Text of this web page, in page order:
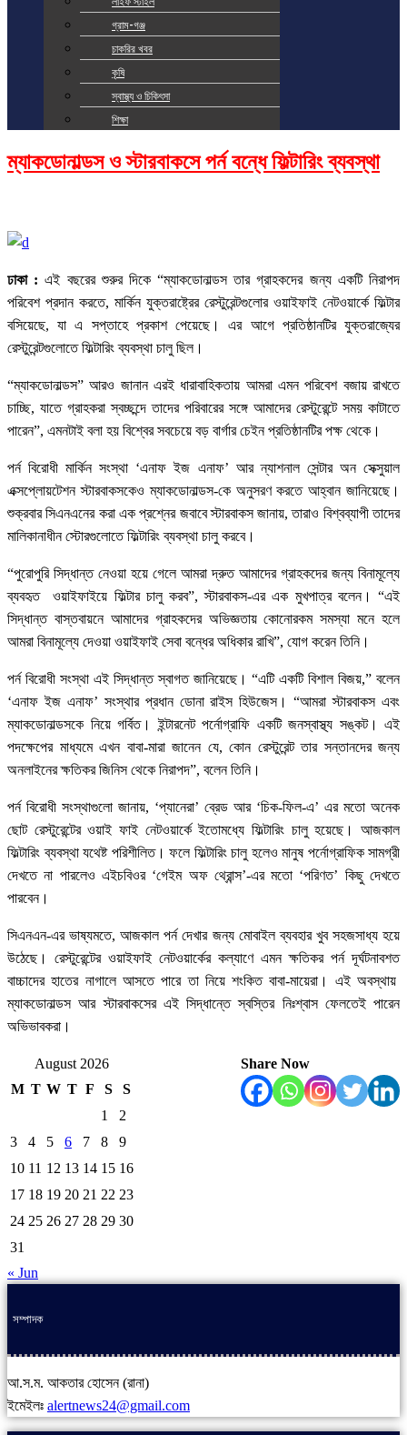
গ্রাম-গঞ্জ
চাকরির খবর
কৃষি
স্বাস্থ্য ও চিকিৎসা
শিক্ষা
ম্যাকডোনাল্ডস ও স্টারবাকসে পর্ন বন্ধে ফিল্টারিং ব্যবস্থা
ঢাকা : এই বছরের শুরুর দিকে “ম্যাকডোনাল্ডস তার গ্রাহকদের জন্য একটি নিরাপদ
পরিবেশ প্রদান করতে, মার্কিন যুক্তরাষ্ট্রের রেস্টুরেন্টগুলোর ওয়াইফাই নেটওয়ার্কে ফিল্টার
বসিয়েছে, যা এ সপ্তাহে প্রকাশ পেয়েছে। এর আগে প্রতিষ্ঠানটির যুক্তরাজ্যের
রেস্টুরেন্টগুলোতে ফিল্টারিং ব্যবস্থা চালু ছিল।
“ম্যাকডোনাল্ডস” আরও জানান এরই ধারাবাহিকতায় আমরা এমন পরিবেশ বজায় রাখতে
চাচ্ছি, যাতে গ্রাহকরা স্বচ্ছন্দে তাদের পরিবারের সঙ্গে আমাদের রেস্টুরেন্টে সময় কাটাতে
পারেন”, এমনটাই বলা হয় বিশ্বের সবচেয়ে বড় বার্গার চেইন প্রতিষ্ঠানটির পক্ষ থেকে।
পর্ন বিরোধী মার্কিন সংস্থা ‘এনাফ ইজ এনাফ’ আর ন্যাশনাল সেন্টার অন সেক্সুয়াল
এক্সপ্লোয়টেশন স্টারবাকসকেও ম্যাকডোনাল্ডস-কে অনুসরণ করতে আহ্বান জানিয়েছে।
শুক্রবার সিএনএনের করা এক প্রশ্নের জবাবে স্টারবাকস জানায়, তারাও বিশ্বব্যাপী তাদের
মালিকানাধীন স্টোরগুলোতে ফিল্টারিং ব্যবস্থা চালু করবে।
“পুরোপুরি সিদ্ধান্ত নেওয়া হয়ে গেলে আমরা দ্রুত আমাদের গ্রাহকদের জন্য বিনামূল্যে
ব্যবহৃত ওয়াইফাইয়ে ফিল্টার চালু করব”, স্টারবাকস-এর এক মুখপাত্র বলেন। “এই
সিদ্ধান্ত বাস্তবায়নে আমাদের গ্রাহকদের অভিজ্ঞতায় কোনোরকম সমস্যা মনে হলে
আমরা বিনামূল্যে দেওয়া ওয়াইফাই সেবা বন্ধের অধিকার রাখি”, যোগ করেন তিনি।
পর্ন বিরোধী সংস্থা এই সিদ্ধান্ত স্বাগত জানিয়েছে। “এটি একটি বিশাল বিজয়,” বলেন
‘এনাফ ইজ এনাফ’ সংস্থার প্রধান ডোনা রাইস হিউজেস। “আমরা স্টারবাকস এবং
ম্যাকডোনাল্ডসকে নিয়ে গর্বিত। ইন্টারনেট পর্নোগ্রাফি একটি জনস্বাস্থ্য সঙ্কট। এই
পদক্ষেপের মাধ্যমে এখন বাবা-মারা জানেন যে, কোন রেস্টুরেন্ট তার সন্তানদের জন্য
অনলাইনের ক্ষতিকর জিনিস থেকে নিরাপদ”, বলেন তিনি।
পর্ন বিরোধী সংস্থাগুলো জানায়, ‘প্যানেরা’ ব্রেড আর ‘চিক-ফিল-এ’ এর মতো অনেক
ছোট রেস্টুরেন্টের ওয়াই ফাই নেটওয়ার্কে ইতোমধ্যে ফিল্টারিং চালু হয়েছে। আজকাল
ফিল্টারিং ব্যবস্থা যথেষ্ট পরিশীলিত। ফলে ফিল্টারিং চালু হলেও মানুষ পর্নোগ্রাফিক সামগ্রী
দেখতে না পারলেও এইচবিওর ‘গেইম অফ থ্রোন্স’-এর মতো ‘পরিণত’ কিছু দেখতে
পারবেন।
সিএনএন-এর ভাষ্যমতে, আজকাল পর্ন দেখার জন্য মোবাইল ব্যবহার খুব সহজসাধ্য হয়ে
উঠেছে। রেস্টুরেন্টের ওয়াইফাই নেটওয়ার্কের কল্যাণে এমন ক্ষতিকর পর্ন দূর্ঘটনাবশত
বাচ্চাদের হাতের নাগালে আসতে পারে তা নিয়ে শংকিত বাবা-মায়েরা। এই অবস্থায়
ম্যাকডোনাল্ডস আর স্টারবাকসের এই সিদ্ধান্তে স্বস্তির নিঃশ্বাস ফেলতেই পারেন
অভিভাবকরা।
Share Now
August 2026
M T W T F S
S
1
2
3
4 5 6 7 8
9
10 11 12 13 14 15 16
17 18 19 20 21 22 23
24 25 26 27 28 29 30
31
« Jun
সম্পাদক
আ.স.ম. আকতার হোসেন (রানা)
ইমেইলঃ alertnews24@gmail.com